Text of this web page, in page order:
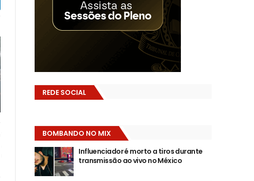
REDE SOCIAL
BOMBANDO NO MIX
Influenciador é morto a tiros durante
transmissão ao vivo no México